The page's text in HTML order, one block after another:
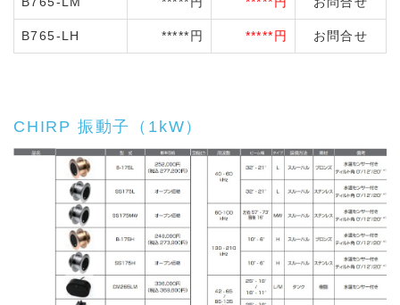
B765-LH *****円 *****円 お問合せ
CHIRP 振動子（1kW）